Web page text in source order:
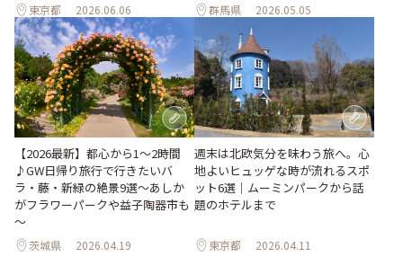
東京都 2026.06.06 群馬県 2026.05.05
【2026最新】都心から1～2時間
♪GW日帰り旅行で行きたいバ
ラ・藤・新緑の絶景9選～あしか
がフラワーパークや益子陶器市も
～
茨城県 2026.04.19
週末は北欧気分を味わう旅へ。心
地よいヒュッゲな時が流れるスポ
ット6選｜ムーミンパークから話
題のホテルまで
東京都 2026.04.11